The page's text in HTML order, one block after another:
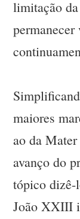
limitação
maiores
ao da
avanço do
tópico dizê-
João XXIII